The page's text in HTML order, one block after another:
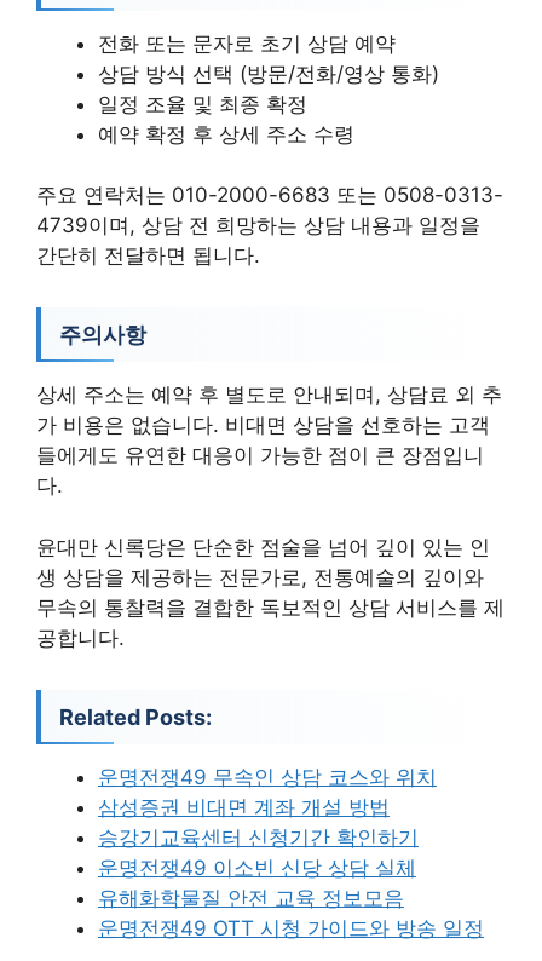
전화 또는 문자로 초기 상담 예약
상담 방식 선택 (방문/전화/영상 통화)
일정 조율 및 최종 확정
예약 확정 후 상세 주소 수령
주요 연락처는 010-2000-6683 또는 0508-0313-
4739이며, 상담 전 희망하는 상담 내용과 일정을
간단히 전달하면 됩니다.
주의사항
상세 주소는 예약 후 별도로 안내되며, 상담료 외 추
가 비용은 없습니다. 비대면 상담을 선호하는 고객
들에게도 유연한 대응이 가능한 점이 큰 장점입니
다.
윤대만 신록당은 단순한 점술을 넘어 깊이 있는 인
생 상담을 제공하는 전문가로, 전통예술의 깊이와
무속의 통찰력을 결합한 독보적인 상담 서비스를 제
공합니다.
Related Posts:
운명전쟁49 무속인 상담 코스와 위치
삼성증권 비대면 계좌 개설 방법
승강기교육센터 신청기간 확인하기
운명전쟁49 이소빈 신당 상담 실체
유해화학물질 안전 교육 정보모음
운명전쟁49 OTT 시청 가이드와 방송 일정